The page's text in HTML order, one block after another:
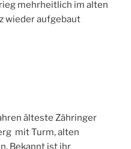
mehrheitlich im alten
wieder aufgebaut
älteste Zähringer
mit Turm, alten
Bekannt ist ihr